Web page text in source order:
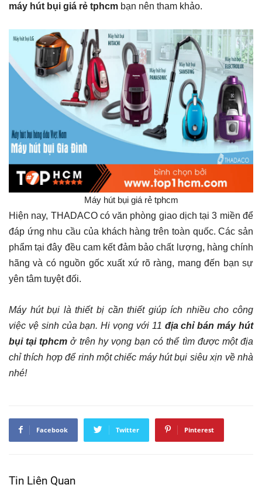
máy hút bụi giá rẻ tphcm bạn nên tham khảo.
Máy hút bụi giá rẻ tphcm
Hiện nay, THADACO có văn phòng giao dịch tại 3 miền để
đáp ứng nhu cầu của khách hàng trên toàn quốc. Các sản
phẩm tại đây đều cam kết đảm bảo chất lượng, hàng chính
hãng và có nguồn gốc xuất xứ rõ ràng, mang đến bạn sự
yên tâm tuyệt đối.
Máy hút bụi là thiết bị cần thiết giúp ích nhiều cho công
việc vệ sinh của bạn. Hi vọng với 11 địa chỉ bán máy hút
bụi tại tphcmở trên hy vọng bạn có thể tìm được một địa
chỉ thích hợp để rinh một chiếc máy hút bụi siêu xịn về nhà
nhé!
Facebook Twitter Pinterest
Tin Liên Quan